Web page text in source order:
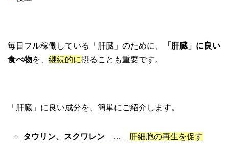
毎日フル稼働している「肝臓」のために、
「肝臓」に良い
食べ物を、 継続的に摂ることも重要です。
「肝臓」に良い成分を、簡単にご紹介します。
タウリン、スクワレン …
肝細胞の再生を促す